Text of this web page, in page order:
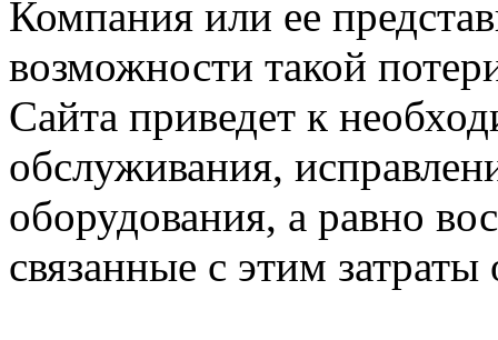
Компания или ее
возможности такой
Сайта приведет к
обслуживания,
оборудования, а равно
связанные с этим